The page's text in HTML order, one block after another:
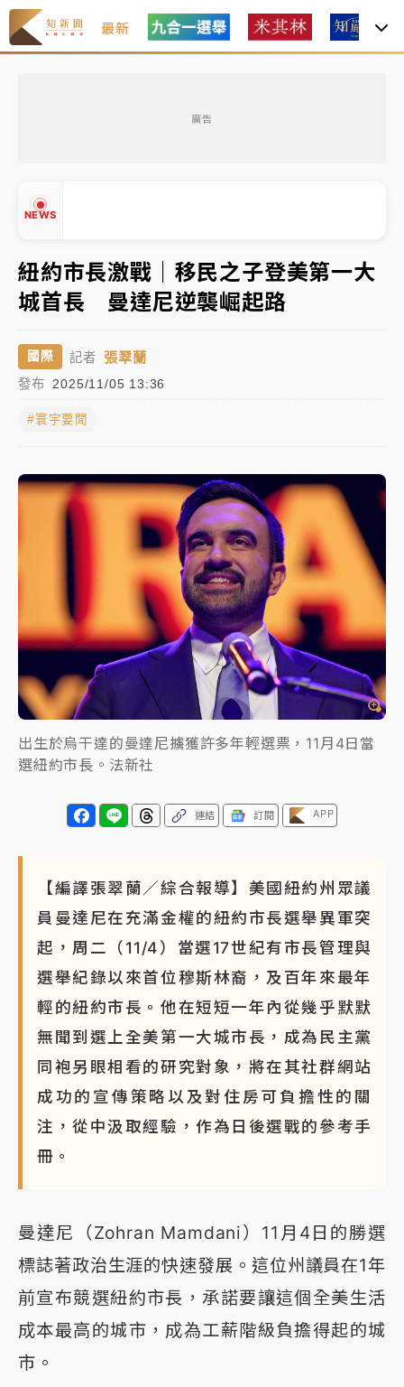
最新
廣告
NEWS
最好玩的父親節！「爸氣集合」出發工程冒險島 邀社
福孩童齊暢玩
強風長浪襲馬祖！「白海豚」逼近劃設警戒區 違規戲
水觀浪恐重罰失血
白海豚瘦身！中部以北防劇烈降水 本周天氣展望「多
「白海豚」雨炸新北！通報109件災情 侯友宜揭這類災
損最多
最好玩的父親節！「爸氣集合」出發工程冒險島 邀社
福孩童齊暢玩
強風長浪襲馬祖！「白海豚」逼近劃設警戒區 違規戲
白海豚瘦身！中部以北防劇烈降水 本周天氣展望「多
雨不穩定」
▲
紐約市長激戰｜移民之子登美第一大
城首長 曼達尼逆襲崛起路
國際 記者 張翠蘭
發布 2025/11/05 13:36
#寰宇要聞
出生於烏干達的曼達尼擄獲許多年輕選票，11月4日當
選紐約市長。法新社
連結 訂閱 APP
【編譯張翠蘭／綜合報導】美國紐約州眾議
員曼達尼在充滿金權的紐約市長選舉異軍突
起，周二（11/4）當選17世紀有市長管理與
選舉紀錄以來首位穆斯林裔，及百年來最年
輕的紐約市長。他在短短一年內從幾乎默默
無聞到選上全美第一大城市長，成為民主黨
同袍另眼相看的研究對象，將在其社群網站
成功的宣傳策略以及對住房可負擔性的關
注，從中汲取經驗，作為日後選戰的參考手
冊。
曼達尼（Zohran Mamdani）11月4日的勝選
標誌著政治生涯的快速發展。這位州議員在1年
前宣布競選紐約市長，承諾要讓這個全美生活
成本最高的城市，成為工薪階級負擔得起的城
市。